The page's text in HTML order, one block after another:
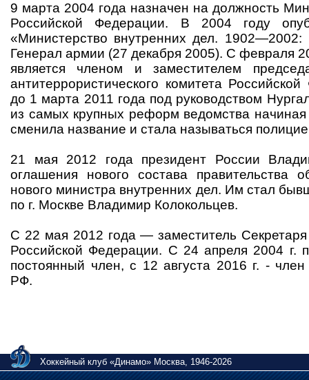
9 марта 2004 года назначен на должность
Российской Федерации. В 2004 году
«Министерство внутренних дел. 1902—2002:
Генерал армии (27 декабря 2005). С февраля
является членом и заместителем
антитеррористического комитета
до 1 марта 2011 года под руководством
из самых крупных реформ ведомства
сменила название и стала называться
21 мая 2012 года президент России
оглашения нового состава правительства
нового министра внутренних дел. Им стал
по г. Москве Владимир Колокольцев.
С 22 мая 2012 года — заместитель
Российской Федерации. С 24 апреля 2004 г.
постоянный член, с 12 августа 2016 г. -
РФ.
Хоккейный клуб «Динамо» Москва, 1946-2026